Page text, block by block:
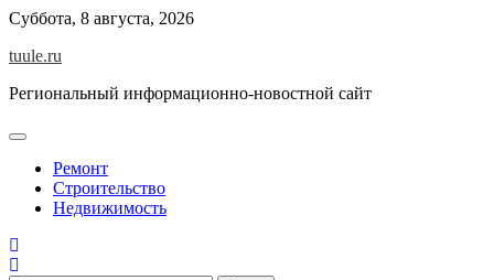
Skip
content
Суббота, 8 августа, 2026
tuule.ru
Региональный информационно-новостной сайт
Ремонт
Строительство
Недвижимость